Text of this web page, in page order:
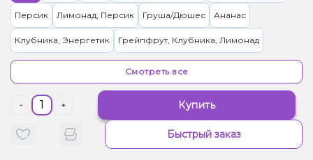
Персик Лимонад, Персик Груша/Дюшес Ананас
Клубника, Энергетик Грейпфрут, Клубника, Лимонад
Кокос, Манго Мороженое, Черника/Голубика
Яблоко Мандарин
Смотреть все
- + Купить
Быстрый заказ